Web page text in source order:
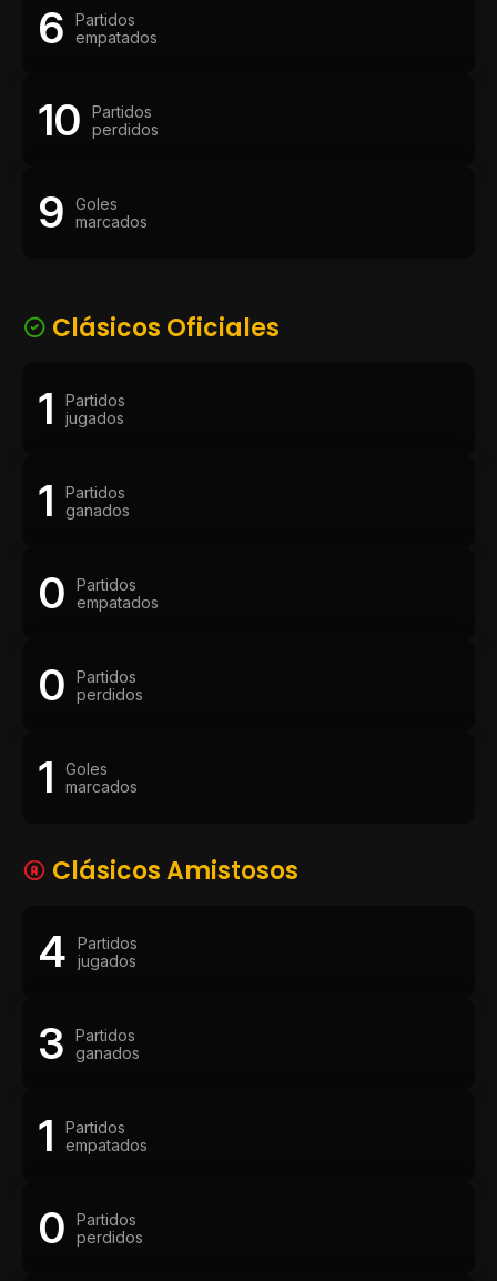
6
Partidos
empatados
10
Partidos
perdidos
9
Goles
marcados
Clásicos Oficiales
1
Partidos
jugados
1
Partidos
ganados
0
Partidos
empatados
0
Partidos
perdidos
1
Goles
marcados
Clásicos Amistosos
4
Partidos
jugados
3
Partidos
ganados
1
Partidos
empatados
0
Partidos
perdidos